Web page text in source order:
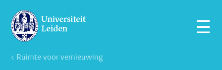
☰
< Ruimte voor vernieuwing